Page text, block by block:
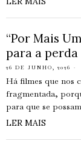
“Por Mais
para a perda
26 DE JUNHO, 2026
Há filmes que nos
fragmentada,
para que se
LER MAIS